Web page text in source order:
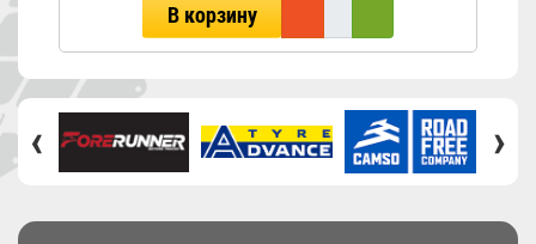
В корзину
‹ ›